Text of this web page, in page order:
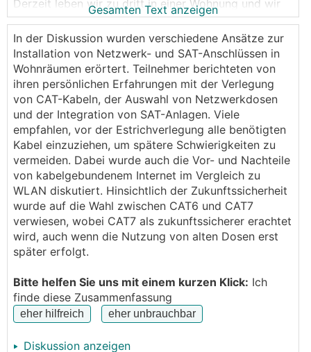
Derzeit leben wir zu dritt in einer Wohnung und wir
haben ein WLAN das lediglich am Stromnetz hängt
und von dem sich alle übers Handy oder Laptop
einwählen. Wenn wir irgendwann in 10 oder 15
Jahren jedoch ein 5-Personen-Haushalt sein werden,
dann wird dieses WLAN möglicherweise nicht
ausreichen, um alle schnell mit Internet versorgen zu
können.
Ein Freund hat uns empfohlen, uns ans Telekom-Netz
anschließen zu lassen, um über die Leitungen von A1
später einmal Internet beziehen zu können.
Mich würde interessieren wie andere Häuslbauer
dieses "Problem" lösen. Soll ich mir sicherheitshalber
Elektro-Leerverrohrungen in jedes Kinderzimmer
legen lassen und mich gleich ans Telekomnetz
anschließen lassen, also gleich beim Hausbau die
notwendigen Grabarbeiten und Aufschließungen
bezahlen und erledigen? Welche weiteren
Vorrichtungen werde ich da benötigen?
Wie sieht es mit TV aus? Ich möchte dass alle
Schlaf- und Kinderzimmer im Haus die Möglichkeiten
hätten, später einmal einen TV mit Satellitenzugang
Gesamten Text anzeigen
In der Diskussion wurden verschiedene Ansätze zur
Installation von Netzwerk- und SAT-Anschlüssen in
Wohnräumen erörtert. Teilnehmer berichteten von
ihren persönlichen Erfahrungen mit der Verlegung
von CAT-Kabeln, der Auswahl von Netzwerkdosen
und der Integration von SAT-Anlagen. Viele
empfahlen, vor der Estrichverlegung alle benötigten
Kabel einzuziehen, um spätere Schwierigkeiten zu
vermeiden. Dabei wurde auch die Vor- und Nachteile
von kabelgebundenem Internet im Vergleich zu
WLAN diskutiert. Hinsichtlich der Zukunftssicherheit
wurde auf die Wahl zwischen CAT6 und CAT7
verwiesen, wobei CAT7 als zukunftssicherer erachtet
wird, auch wenn die Nutzung von alten Dosen erst
später erfolgt.
Bitte helfen Sie uns mit einem kurzen Klick: Ich
finde diese Zusammenfassung
Diskussion anzeigen